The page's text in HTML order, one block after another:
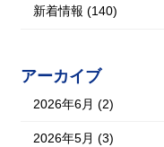
新着情報 (140)
アーカイブ
2026年6月 (2)
2026年5月 (3)